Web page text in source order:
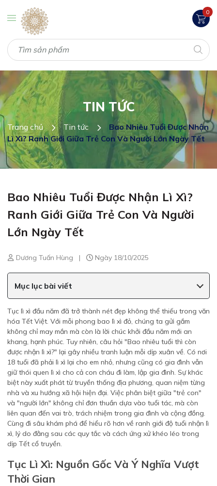
0
TIN TỨC
Trang chủ Tin tức
Bao Nhiêu Tuổi Được Nhận
Lì Xì? Ranh Giới Giữa Trẻ Con Và Người Lớn Ngày Tết
Bao Nhiêu Tuổi Được Nhận Lì Xì?
Ranh Giới Giữa Trẻ Con Và Người
Lớn Ngày Tết
Dương Tuấn Hùng | Ngày 18/10/2025
Mục lục bài viết
Tục lì xì đầu năm đã trở thành nét đẹp không thể thiếu trong văn
hóa Tết Việt. Với mỗi phong bao lì xì đỏ, chúng ta gửi gắm
không chỉ may mắn mà còn là lời chúc khởi đầu năm mới an
khang, hạnh phúc. Tuy nhiên, câu hỏi "Bao nhiêu tuổi thì còn
được nhận lì xì?" lại gây nhiều tranh luận mỗi dịp xuân về. Có nơi
18 tuổi đã phải lì xì lại cho em nhỏ, nhưng cũng có gia đình vẫn
giữ thói quen lì xì cho cả con cháu đi làm, lập gia đình. Sự khác
biệt này xuất phát từ truyền thống địa phương, quan niệm từng
nhà và xu hướng xã hội hiện đại. Việc phân biệt giữa "trẻ con"
và "người lớn" không chỉ đơn thuần dựa vào tuổi tác, mà còn
liên quan đến vai trò, trách nhiệm trong gia đình và cộng đồng.
Cùng đi sâu khám phá để hiểu rõ hơn về ranh giới độ tuổi nhận lì
xì, lý do đằng sau các quy tắc và cách ứng xử khéo léo trong
dịp Tết cổ truyền.
Tục Lì Xì: Nguồn Gốc Và Ý Nghĩa Vượt
Thời Gian